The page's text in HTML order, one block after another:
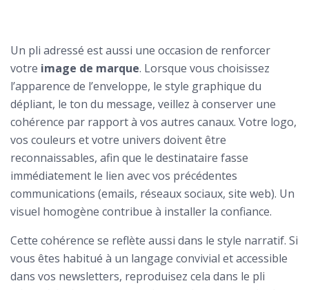
Un pli adressé est aussi une occasion de renforcer
votre image de marque. Lorsque vous choisissez
l’apparence de l’enveloppe, le style graphique du
dépliant, le ton du message, veillez à conserver une
cohérence par rapport à vos autres canaux. Votre logo,
vos couleurs et votre univers doivent être
reconnaissables, afin que le destinataire fasse
immédiatement le lien avec vos précédentes
communications (emails, réseaux sociaux, site web). Un
visuel homogène contribue à installer la confiance.
Cette cohérence se reflète aussi dans le style narratif. Si
vous êtes habitué à un langage convivial et accessible
dans vos newsletters, reproduisez cela dans le pli